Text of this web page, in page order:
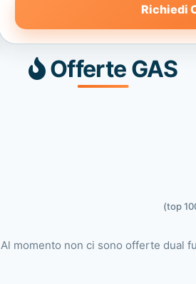
Richiedi
Offerte GAS
(top
Al momento non ci sono offerte dual